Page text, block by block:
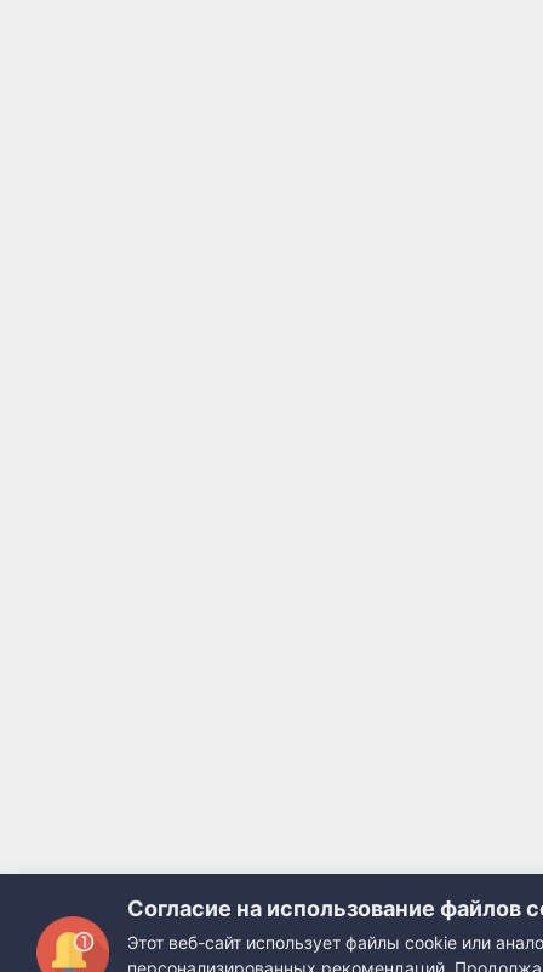
Согласие на использование файлов
Этот веб-сайт использует файлы cookie или
персонализированных рекомендаций.